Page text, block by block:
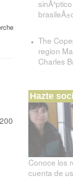
200
The
region
Charles
Hazte
Conoce los
cuenta de